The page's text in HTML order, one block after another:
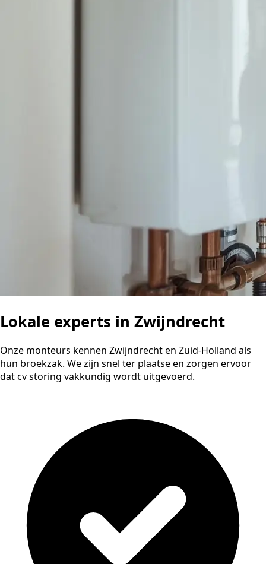
Lokale experts in Zwijndrecht
Onze monteurs kennen Zwijndrecht en Zuid-Holland als
hun broekzak. We zijn snel ter plaatse en zorgen ervoor
dat cv storing vakkundig wordt uitgevoerd.